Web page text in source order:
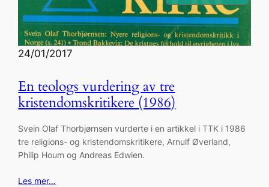
24/01/2017
En teologs vurdering av tre
kristendomskritikere (1986)
Svein Olaf Thorbjørnsen vurderte i en artikkel i TTK i 1986
tre religions- og kristendomskritikere, Arnulf Øverland,
Philip Houm og Andreas Edwien.
Les mer…